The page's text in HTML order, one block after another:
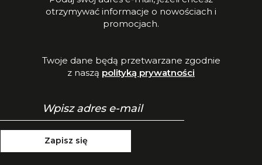
otrzymywać informacje o nowościach i
promocjach.
Twoje dane będą przetwarzane zgodnie
z naszą polityką prywatności
Zapisz się